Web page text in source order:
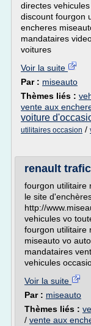
directes
discount fourgon
encheres
mandataires
voitures
Voir la suite
Par : miseauto
Thèmes liés :
vente aux
voiture
utilitaires occasion /
renault trafic
fourgon utilitaire
le site
http://
vehicules vo
fourgon utilitaire
miseauto vo
mandataires
vehicules
Voir la suite
Par : miseauto
Thèmes liés :
/ vente aux